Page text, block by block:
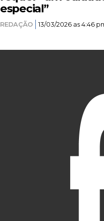
especial”
REDAÇÃO 13/03/2026 as 4:46